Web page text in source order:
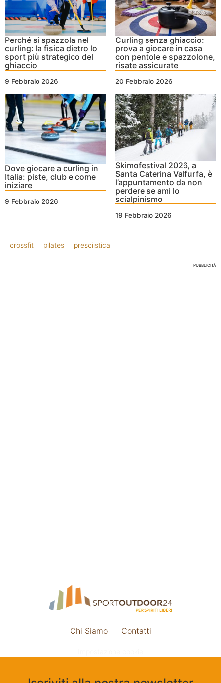
Perché si spazzola nel
curling: la fisica dietro lo
sport più strategico del
ghiaccio
9 Febbraio 2026
Curling senza ghiaccio:
prova a giocare in casa
con pentole e spazzolone,
risate assicurate
20 Febbraio 2026
Dove giocare a curling in
Italia: piste, club e come
iniziare
9 Febbraio 2026
Skimofestival 2026, a
Santa Caterina Valfurfa, è
l’appuntamento da non
perdere se ami lo
scialpinismo
19 Febbraio 2026
crossfit pilates presciistica
PUBBLICITÀ
Chi Siamo Contatti